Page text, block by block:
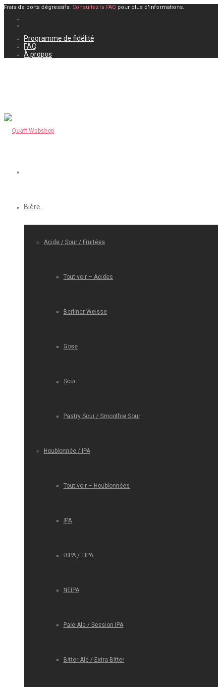
Frais de ports dégressifs. Consultez la FAQ pour plus d'informations.
Programme de fidélité
FAQ
À propos
Bière
Acide / Sour / Fruitées
Tout voir – Acides
Berliner Weisse
Gose
Sour
Pastry Sour / Smoothie Sour
Houblonnée / IPA
Tout voir – Houblonnées
IPA
DIPA / TIPA…
NEIPA
Pale Ale / Session IPA
Bitter Ale / Extra Bitter